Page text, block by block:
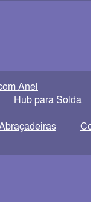
Anel
Hub para Solda